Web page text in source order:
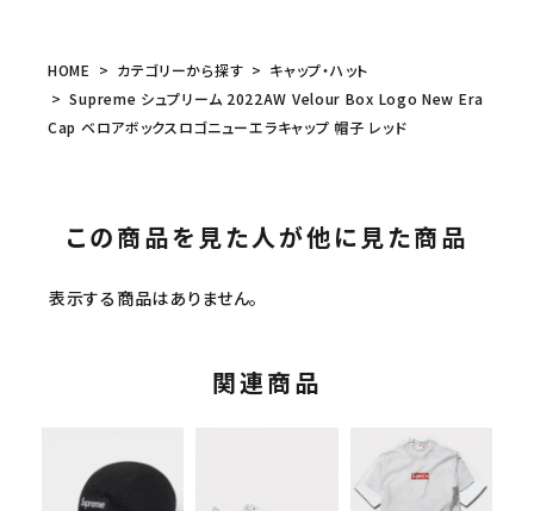
HOME カテゴリーから探す
キャップ・ハット
Supreme シュプリーム 2022AW Velour Box Logo New Era
Cap ベロアボックスロゴニューエラキャップ 帽子 レッド
この商品を見た人が他に見た商品
表示する商品はありません。
関連商品